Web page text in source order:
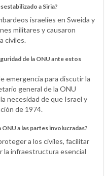
a Siria?
israelíes en Sweida y
militares y causaron
civiles.
de la ONU ante estos
emergencia para discutir la
general de la ONU
necesidad de que Israel y
de 1974.
a las partes involucradas?
a los civiles, facilitar
la infraestructura esencial